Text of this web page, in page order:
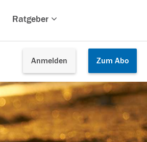
Ratgeber
Anmelden Zum Abo